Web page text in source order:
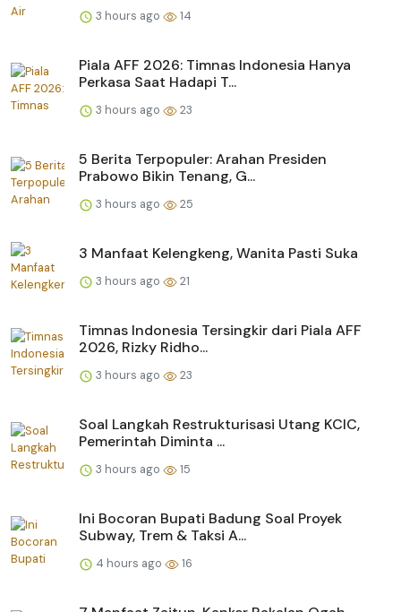
3 hours ago 14
Piala AFF 2026: Timnas Indonesia Hanya
Perkasa Saat Hadapi T...
3 hours ago 23
5 Berita Terpopuler: Arahan Presiden
Prabowo Bikin Tenang, G...
3 hours ago 25
3 Manfaat Kelengkeng, Wanita Pasti Suka
3 hours ago 21
Timnas Indonesia Tersingkir dari Piala AFF
2026, Rizky Ridho...
3 hours ago 23
Soal Langkah Restrukturisasi Utang KCIC,
Pemerintah Diminta ...
3 hours ago 15
Ini Bocoran Bupati Badung Soal Proyek
Subway, Trem & Taksi A...
4 hours ago 16